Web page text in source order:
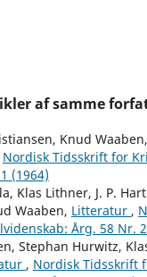
af samme
Knud
Nordisk Tidsskrift for
(1964)
Klas Lithner, J. P.
Waaben, Litteratur ,
Årg. 58 Nr.
Stephan Hurwitz,
, Nordisk Tidsskrift